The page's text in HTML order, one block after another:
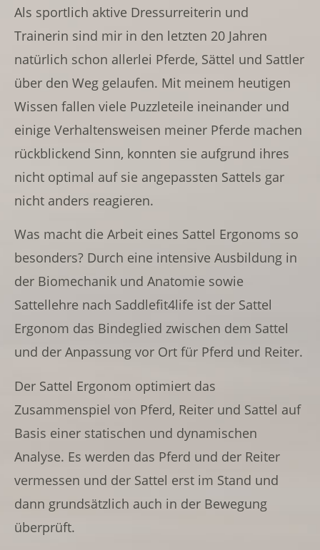
Als sportlich aktive Dressurreiterin und
Trainerin sind mir in den letzten 20 Jahren
natürlich schon allerlei Pferde, Sättel und Sattler
über den Weg gelaufen. Mit meinem heutigen
Wissen fallen viele Puzzleteile ineinander und
einige Verhaltensweisen meiner Pferde machen
rückblickend Sinn, konnten sie aufgrund ihres
nicht optimal auf sie angepassten Sattels gar
nicht anders reagieren.
Was macht die Arbeit eines Sattel Ergonoms so
besonders? Durch eine intensive Ausbildung in
der Biomechanik und Anatomie sowie
Sattellehre nach Saddlefit4life ist der Sattel
Ergonom das Bindeglied zwischen dem Sattel
und der Anpassung vor Ort für Pferd und Reiter.
Der Sattel Ergonom optimiert das
Zusammenspiel von Pferd, Reiter und Sattel auf
Basis einer statischen und dynamischen
Analyse. Es werden das Pferd und der Reiter
vermessen und der Sattel erst im Stand und
dann grundsätzlich auch in der Bewegung
überprüft.